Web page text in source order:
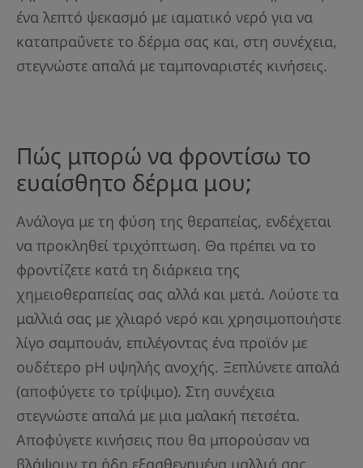
ένα λεπτό ψεκασμό με ιαματικό νερό για να
καταπραΰνετε το δέρμα σας και, στη συνέχεια,
στεγνώστε απαλά με ταμποναριστές κινήσεις.
Πώς μπορώ να φροντίσω το
ευαίσθητο δέρμα μου;
Ανάλογα με τη φύση της θεραπείας, ενδέχεται
να προκληθεί τριχόπτωση. Θα πρέπει να το
φροντίζετε κατά τη διάρκεια της
χημειοθεραπείας σας αλλά και μετά. Λούστε τα
μαλλιά σας με χλιαρό νερό και χρησιμοποιήστε
λίγο σαμπουάν, επιλέγοντας ένα προϊόν με
ουδέτερο pH υψηλής ανοχής. Ξεπλύνετε απαλά
(αποφύγετε το τρίψιμο). Στη συνέχεια
στεγνώστε απαλά με μια μαλακή πετσέτα.
Αποφύγετε κινήσεις που θα μπορούσαν να
βλάψουν τα ήδη εξασθενημένα μαλλιά σας.